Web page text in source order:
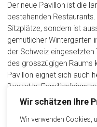
Wir schätzen Ihre
Wir verwenden Cookies,
Der neue Pavillon ist die
bestehenden
Sitzplätze, sondern ist
gemütlicher Wintergarten
der Schweiz eingesetzten
des grosszügigen
Pavillon eignet sich auch
Bankette, Familienfeiern
nehmen wir Ihre